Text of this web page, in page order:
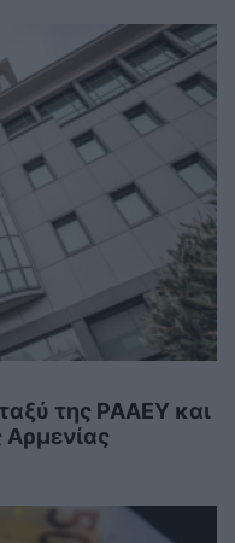
της ΡΑΑΕΥ και
Αρμενίας